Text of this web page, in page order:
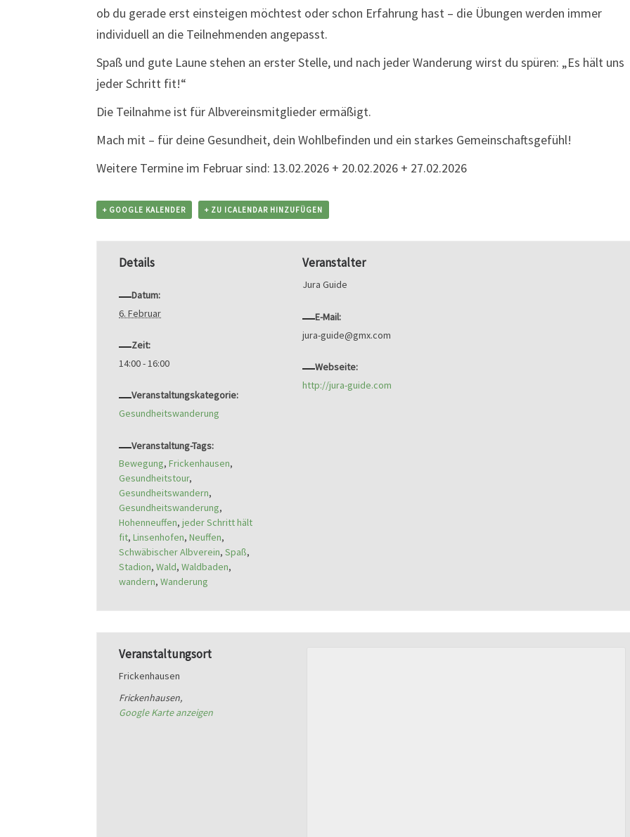
ob du gerade erst einsteigen möchtest oder schon Erfahrung hast – die Übungen werden immer
individuell an die Teilnehmenden angepasst.
Spaß und gute Laune stehen an erster Stelle, und nach jeder Wanderung wirst du spüren: „Es hält uns
jeder Schritt fit!“
Die Teilnahme ist für Albvereinsmitglieder ermäßigt.
Mach mit – für deine Gesundheit, dein Wohlbefinden und ein starkes Gemeinschaftsgefühl!
Weitere Termine im Februar sind: 13.02.2026 + 20.02.2026 + 27.02.2026
+ GOOGLE KALENDER + ZU ICALENDAR HINZUFÜGEN
Details
Datum:
6. Februar
Zeit:
14:00 - 16:00
Veranstaltungskategorie:
Gesundheitswanderung
Veranstaltung-Tags:
Bewegung,Frickenhausen,
Gesundheitstour,
Gesundheitswandern,
Gesundheitswanderung,
Hohenneuffen,jeder Schritt hält
fit,Linsenhofen,Neuffen,
Schwäbischer Albverein,Spaß,
Stadion,Wald,Waldbaden,
wandern,Wanderung
Veranstalter
Jura Guide
E-Mail:
jura-guide@gmx.com
Webseite:
http://jura-guide.com
Veranstaltungsort
Frickenhausen
Frickenhausen,
Google Karte anzeigen